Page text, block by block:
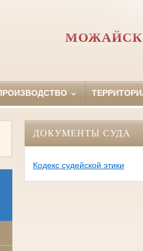
ДОКУМЕНТЫ СУДА
Кодекс судейской этики